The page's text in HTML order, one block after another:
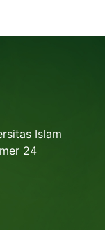
Islam
24